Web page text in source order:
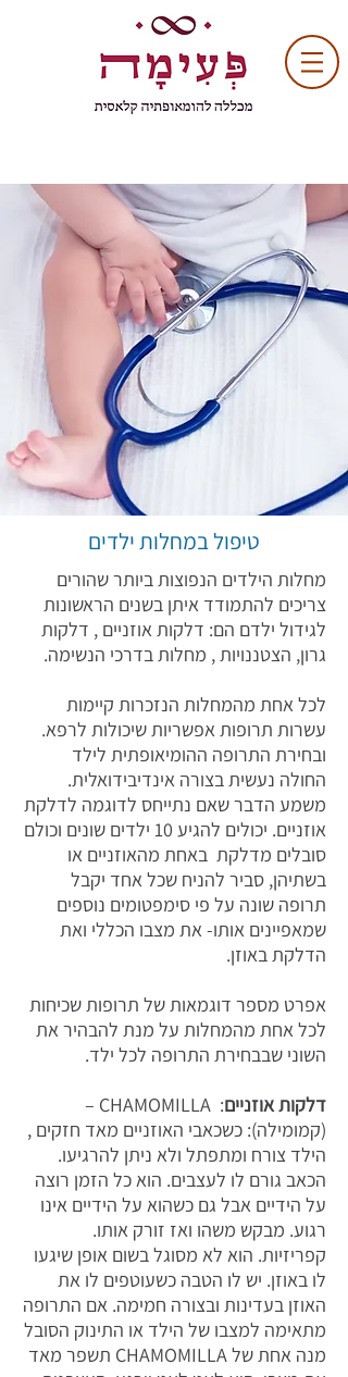
טיפול במחלות ילדים
מחלות הילדים הנפוצות ביותר שהורים
צריכים להתמודד איתן בשנים הראשונות
לגידול ילדם הם: דלקות אוזניים , דלקות
גרון, הצטננויות , מחלות בדרכי הנשימה.
לכל אחת מהמחלות הנזכרות קיימות
עשרות תרופות אפשריות שיכולות לרפא.
ובחירת התרופה ההומיאופתית לילד
החולה נעשית בצורה אינדיבידואלית.
משמע הדבר שאם נתייחס לדוגמה לדלקת
אוזניים. יכולים להגיע 10 ילדים שונים וכולם
סובלים מדלקת באחת מהאוזניים או
בשתיהן, סביר להניח שכל אחד יקבל
תרופה שונה על פי סימפטומים נוספים
שמאפיינים אותו- את מצבו הכללי ואת
הדלקת באוזן.
אפרט מספר דוגמאות של תרופות שכיחות
לכל אחת מהמחלות על מנת להבהיר את
השוני שבבחירת התרופה לכל ילד.
דלקות אוזניים
: CHAMOMILLA –
(קמומילה): כשכאבי האוזניים מאד חזקים ,
הילד צורח ומתפתל ולא ניתן להרגיעו.
הכאב גורם לו לעצבים. הוא כל הזמן רוצה
על הידיים אבל גם כשהוא על הידיים אינו
רגוע. מבקש משהו ואז זורק אותו.
קפריזיות. הוא לא מסוגל בשום אופן שיגעו
לו באוזן. יש לו הטבה כשעוטפים לו את
האוזן בעדינות ובצורה חמימה. אם התרופה
מתאימה למצבו של הילד או התינוק הסובל
מנה אחת של CHAMOMILLA תשפר מאד